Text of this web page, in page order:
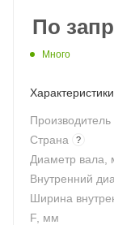
По
Много
Характеристики
Производитель
Страна
?
Диаметр вала,
Внутренний
Ширина
F, мм